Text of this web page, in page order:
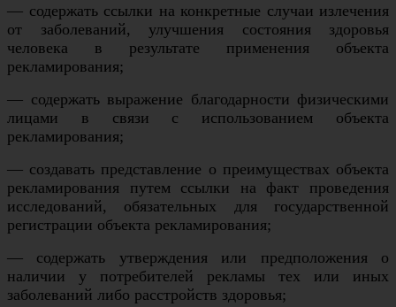
— содержать ссылки на конкретные случаи излечения
от заболеваний, улучшения состояния здоровья
человека в результате применения объекта
рекламирования;
— содержать выражение благодарности физическими
лицами в связи с использованием объекта
рекламирования;
— создавать представление о преимуществах объекта
рекламирования путем ссылки на факт проведения
исследований, обязательных для государственной
регистрации объекта рекламирования;
— содержать утверждения или предположения о
наличии у потребителей рекламы тех или иных
заболеваний либо расстройств здоровья;